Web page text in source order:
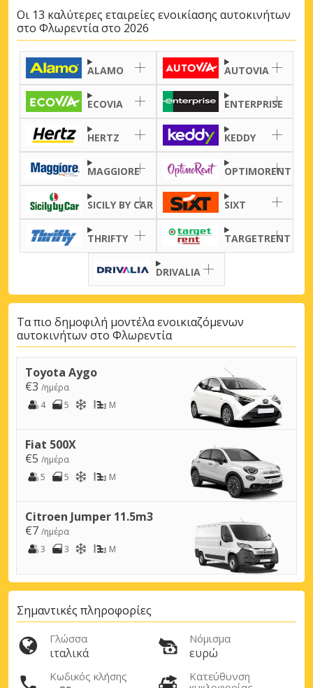
Σύνδεση με eLink
Οι 13 καλύτερες εταιρείες ενοικίασης αυτοκινήτων
στο Φλωρεντία στο 2026
ALAMO AUTOVIA
ECOVIA ENTERPRISE
HERTZ KEDDY
MAGGIORE OPTIMORENT
SICILY BY CAR SIXT
THRIFTY TARGETRENT
DRIVALIA
Τα πιο δημοφιλή μοντέλα ενοικιαζόμενων
αυτοκινήτων στο Φλωρεντία
Toyota Aygo
€3 /ημέρα
4
5 M
Fiat 500X
€5 /ημέρα
5
5 M
Citroen Jumper 11.5m3
€7 /ημέρα
3
3 M
Σημαντικές πληροφορίες
Γλώσσα
ιταλικά
Νόμισμα
ευρώ
Κωδικός κλήσης
Κατεύθυνση